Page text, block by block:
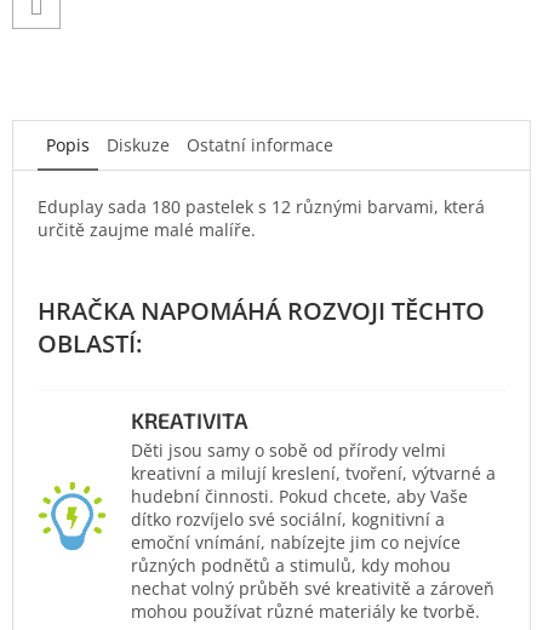
Popis Diskuze Ostatní informace
Eduplay sada 180 pastelek s 12 různými barvami, která
určitě zaujme malé malíře.
KREATIVITA
Děti jsou samy o sobě od přírody velmi
kreativní a milují kreslení, tvoření, výtvarné a
hudební činnosti. Pokud chcete, aby Vaše
dítko rozvíjelo své sociální, kognitivní a
emoční vnímání, nabízejte jim co nejvíce
různých podnětů a stimulů, kdy mohou
nechat volný průběh své kreativitě a zároveň
mohou používat různé materiály ke tvorbě.